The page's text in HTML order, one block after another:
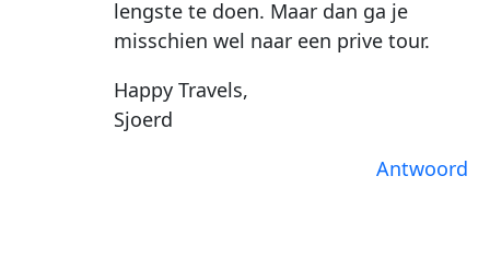
lengste te doen. Maar dan ga je
misschien wel naar een prive tour.
Happy Travels,
Sjoerd
Antwoord